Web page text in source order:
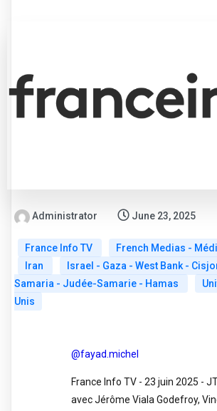
Administrator June 23, 2025
France Info TV
French Medias -
Iran
Israel - Gaza - West Bank -
Samaria - Judée-Samarie - Hamas
Unis
@fayad.michel
France Info TV - 23 juin 2025 -
avec Jérôme Viala Godefroy,